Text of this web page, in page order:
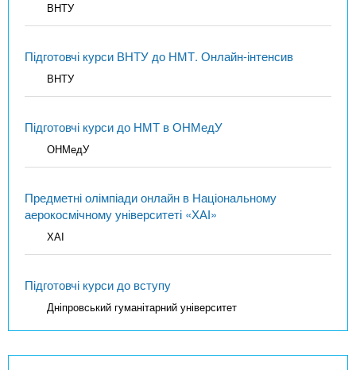
ВНТУ
Підготовчі курси ВНТУ до НМТ. Онлайн-інтенсив
ВНТУ
Підготовчі курси до НМТ в ОНМедУ
ОНМедУ
Предметні олімпіади онлайн в Національному
аерокосмічному університеті «ХАІ»
ХАІ
Підготовчі курси до вступу
Дніпровський гуманітарний університет